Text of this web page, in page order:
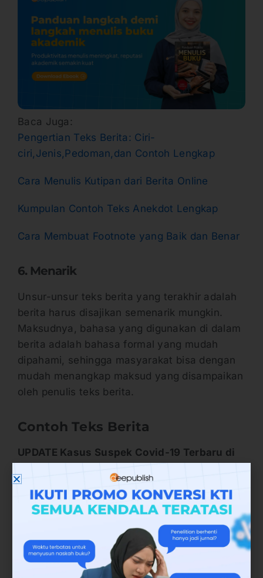
Baca Juga:
Pengertian Teks Berita: Ciri-
ciri,Jenis,Pedoman,dan Contoh Lengkap
Cara Menulis Kutipan dari Berita Online
Kumpulan Contoh Teks Anekdot Lengkap
Cara Membuat Footnote yang Baik dan Benar
6. Menarik
Unsur-unsur teks berita yang terakhir adalah
berita harus disajikan semenarik mungkin.
Maksudnya, bahasa yang digunakan di dalam
berita adalah bahasa formal yang mudah
dipahami, sehingga masyarakat bisa dengan
mudah menangkap maksud yang disampaikan
oleh penulis teks berita.
Contoh Teks Berita
UPDATE Kasus Suspek Covid-19 Terbaru di
Saat ini, Indonesia masih harus menghadapi
pandemi Covid-19. Oleh sebab itu, pemerintah
terus berupaya menekan angka penambahan
kasus Covid-19 di Indonesia, salah satunya
dengan mendorong keberhasilan vaksinasi
Covid-19. Dengan melakukan vaksinasi Covid-